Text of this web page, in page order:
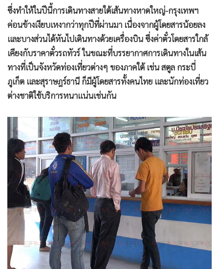
และบางส่วนได้หันไปเดินทางด้วยเครื่องบิน ซึ่งค่าตั๋วโดยสารใกล้
เคียงกับราคาตั๋วรถทัวร์ ในขณะที่บรรยากาศการเดินทางในเส้น
ทางที่เป็นจังหวัดท่องเที่ยวต่างๆ ของภาคใต้ เช่น สตูล กระบี่
ภูเก็ต และสุราษฎร์ธานี ก็มีผู้โดยสารทั้งคนไทย และนักท่องเที่ยว
ต่างชาติใช้บริการหนาแน่นเช่นกัน